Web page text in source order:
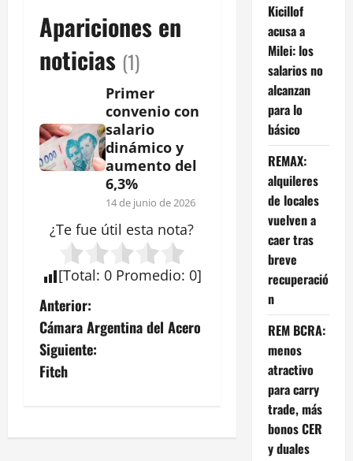
Apariciones en
noticias (1)
Primer
convenio con
salario
dinámico y
aumento del
6,3%
14 de junio de 2026
¿Te fue útil esta nota?
[Total: 0 Promedio: 0]
N
a
v
g
Anterior:
Cámara Argentina del Acero
Siguiente:
Fitch
Kicillof
acusa a
Milei: los
salarios no
alcanzan
para lo
básico
REMAX:
alquileres
de locales
vuelven a
caer tras
breve
recuperació
n
REM BCRA:
menos
atractivo
para carry
trade, más
bonos CER
y duales